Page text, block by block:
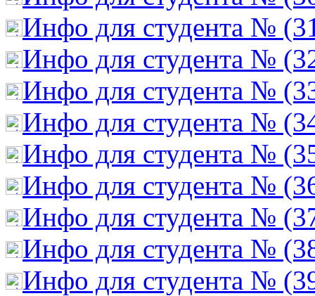
Инфо для студента №
Инфо для студента №
Инфо для студента №
Инфо для студента №
Инфо для студента №
Инфо для студента №
Инфо для студента №
Инфо для студента №
Инфо для студента №